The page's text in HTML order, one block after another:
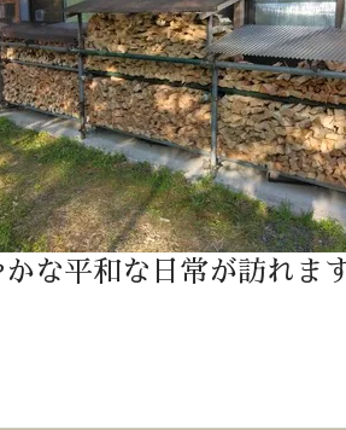
かな平和な日常が訪れま